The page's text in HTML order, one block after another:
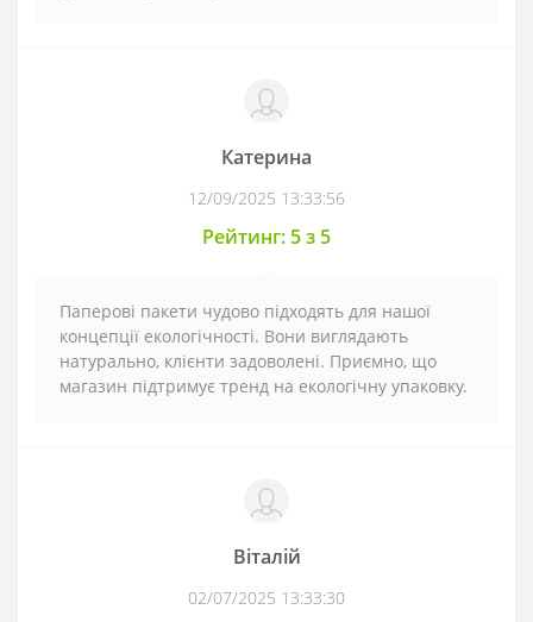
Катерина
12/09/2025 13:33:56
Рейтинг: 5 з 5
Паперові пакети чудово підходять для нашої
концепції екологічності. Вони виглядають
натурально, клієнти задоволені. Приємно, що
магазин підтримує тренд на екологічну упаковку.
Віталій
02/07/2025 13:33:30